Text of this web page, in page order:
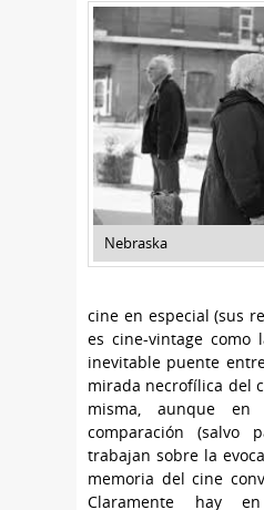
Nebraska
cine en especial (sus
es cine-vintage como
inevitable puente
mirada necrofílica del
misma, aunque
comparación (salvo
trabajan sobre la
memoria del cine
Claramente hay